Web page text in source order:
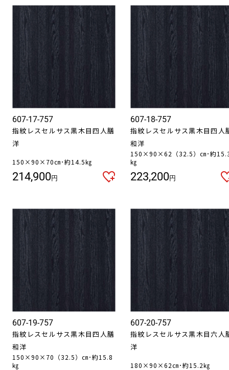
607-17-757
指紋レスセルサス黒木目四人膳
洋
150×90×70㎝･約14.5㎏
214,900円
607-18-757
指紋レスセルサス黒木目四人
和洋
150×90×62（32.5）㎝･約
㎏
223,200円
607-19-757
指紋レスセルサス黒木目四人膳
和洋
150×90×70（32.5）㎝･約15.8
㎏
607-20-757
指紋レスセルサス黒木目六人
洋
180×90×62㎝･約15.2㎏